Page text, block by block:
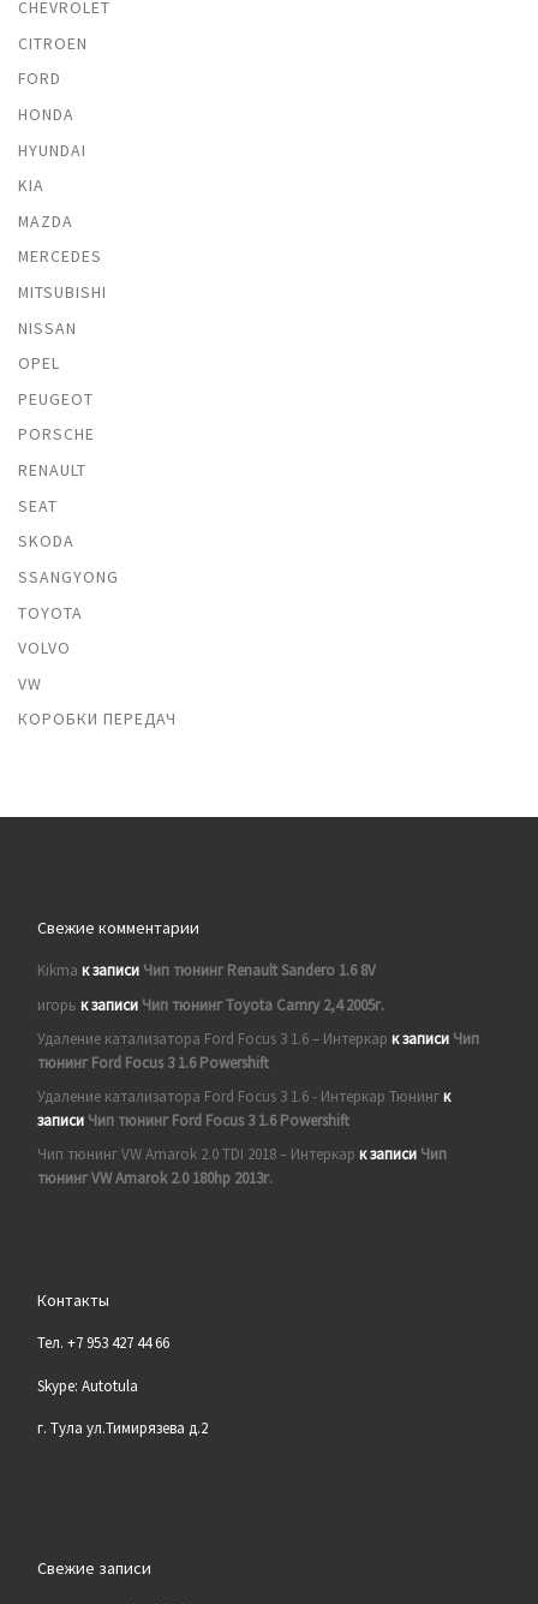
CHEVROLET
CITROEN
FORD
HONDA
HYUNDAI
KIA
MAZDA
MERCEDES
MITSUBISHI
NISSAN
OPEL
PEUGEOT
PORSCHE
RENAULT
SEAT
SKODA
SSANGYONG
TOYOTA
VOLVO
VW
КОРОБКИ ПЕРЕДАЧ
Свежие комментарии
Kikma к записи Чип тюнинг Renault Sandero 1.6 8V
игорь к записи Чип тюнинг Toyota Camry 2,4 2005г.
Удаление катализатора Ford Focus 3 1.6 – Интеркар к записи Чип
тюнинг Ford Focus 3 1.6 Powershift
Удаление катализатора Ford Focus 3 1.6 - Интеркар Тюнингк
записи Чип тюнинг Ford Focus 3 1.6 Powershift
Чип тюнинг VW Amarok 2.0 TDI 2018 – Интеркар к записи Чип
тюнинг VW Amarok 2.0 180hp 2013г.
Контакты
Тел. +7 953 427 44 66
Skype: Autotula
г. Тула ул.Тимирязева д.2
Свежие записи